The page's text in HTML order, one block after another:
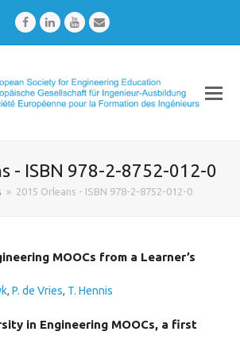
FacebookLinkedInYoutubeEmail
- ISBN 978-2-8752-012-0
» 2015 Orleans - ISBN 978-2-8752-012-0
MOOCs from a Learner’s
,P. de Vries, T. Hennis
in Engineering MOOCs, a first